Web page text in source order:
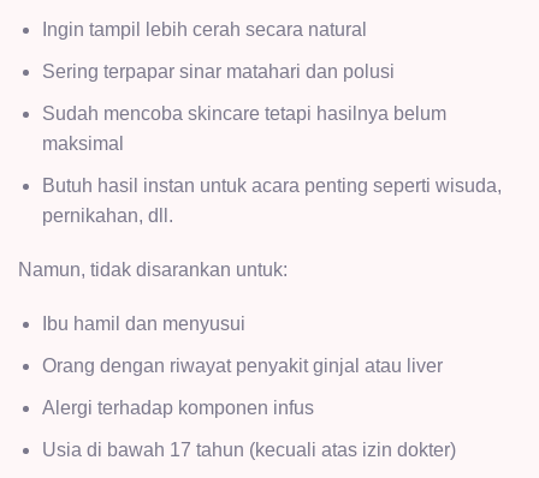
Ingin tampil lebih cerah secara natural
Sering terpapar sinar matahari dan polusi
Sudah mencoba skincare tetapi hasilnya belum
maksimal
Butuh hasil instan untuk acara penting seperti wisuda,
pernikahan, dll.
Namun, tidak disarankan untuk:
Ibu hamil dan menyusui
Orang dengan riwayat penyakit ginjal atau liver
Alergi terhadap komponen infus
Usia di bawah 17 tahun (kecuali atas izin dokter)